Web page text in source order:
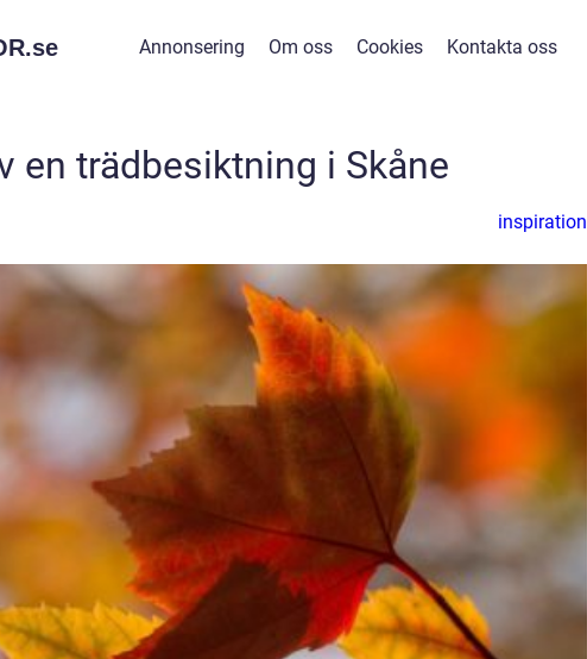
se Annonsering Om oss Cookies Kontakta oss
en trädbesiktning i Skåne
inspiration